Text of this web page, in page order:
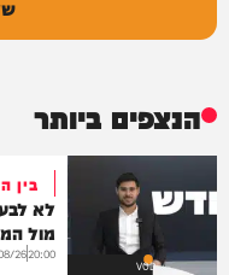
הנצפים ביותר
VOD
בין
לא
מול
20:00
26